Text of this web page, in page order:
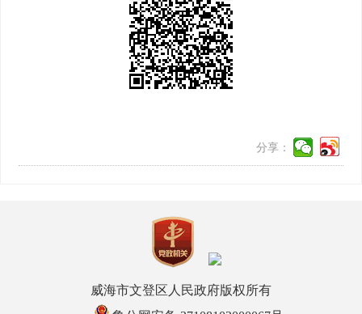
分享：
威海市文登区人民政府版权所有